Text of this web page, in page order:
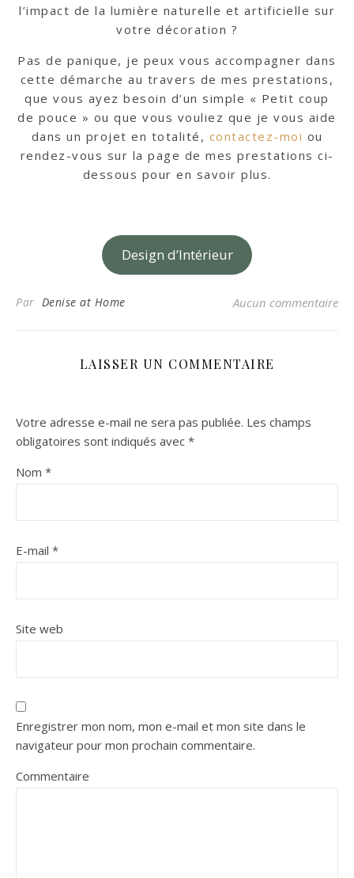
l’impact de la lumière naturelle et artificielle sur
votre décoration ?
Pas de panique, je peux vous accompagner dans
cette démarche au travers de mes prestations,
que vous ayez besoin d’un simple « Petit coup
de pouce » ou que vous vouliez que je vous aide
dans un projet en totalité, contactez-moi ou
rendez-vous sur la page de mes prestations ci-
dessous pour en savoir plus.
Design d’Intérieur
Par Denise at Home Aucun commentaire
LAISSER UN COMMENTAIRE
Votre adresse e-mail ne sera pas publiée. Les champs
obligatoires sont indiqués avec *
Nom *
E-mail *
Site web
Enregistrer mon nom, mon e-mail et mon site dans le
navigateur pour mon prochain commentaire.
Commentaire